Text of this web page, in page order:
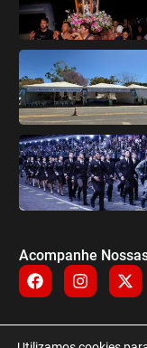
Acompanhe